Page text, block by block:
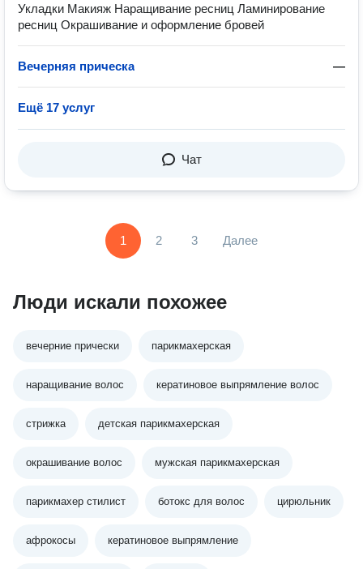
Укладки Макияж Наращивание ресниц Ламинирование
ресниц Окрашивание и оформление бровей
Вечерняя прическа —
Ещё 17 услуг
Чат
1 2 3 Далее
Люди искали похожее
вечерние прически парикмахерская
наращивание волос кератиновое выпрямление волос
стрижка детская парикмахерская
окрашивание волос мужская парикмахерская
парикмахер стилист ботокс для волос цирюльник
афрокосы кератиновое выпрямление